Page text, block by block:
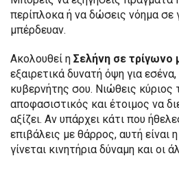
περίπλοκα ή να δώσεις νόημα σε
μπέρδευαν.
Ακολουθεί η Σελήνη σε τρίγωνο
εξαιρετικά δυνατή όψη για
κυβερνήτης σου. Νιώθεις κύριος
αποφασιστικός και έτοιμος να
αξίζει. Αν υπάρχει κάτι που
επιβάλεις με θάρρος, αυτή είναι
γίνεται κινητήρια δύναμη και οι